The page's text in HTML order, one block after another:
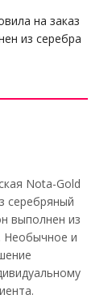
на заказ
из серебра
Nota-Gold
серебряный
выполнен из
Необычное и